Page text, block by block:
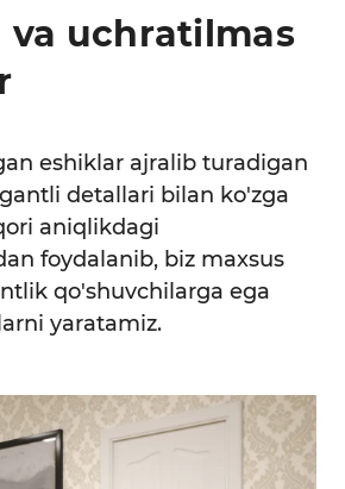
va uchratilmas
eshiklar ajralib turadigan
detallari bilan ko'zga
aniqlikdagi
foydalanib, biz maxsus
qo'shuvchilarga ega
yaratamiz.